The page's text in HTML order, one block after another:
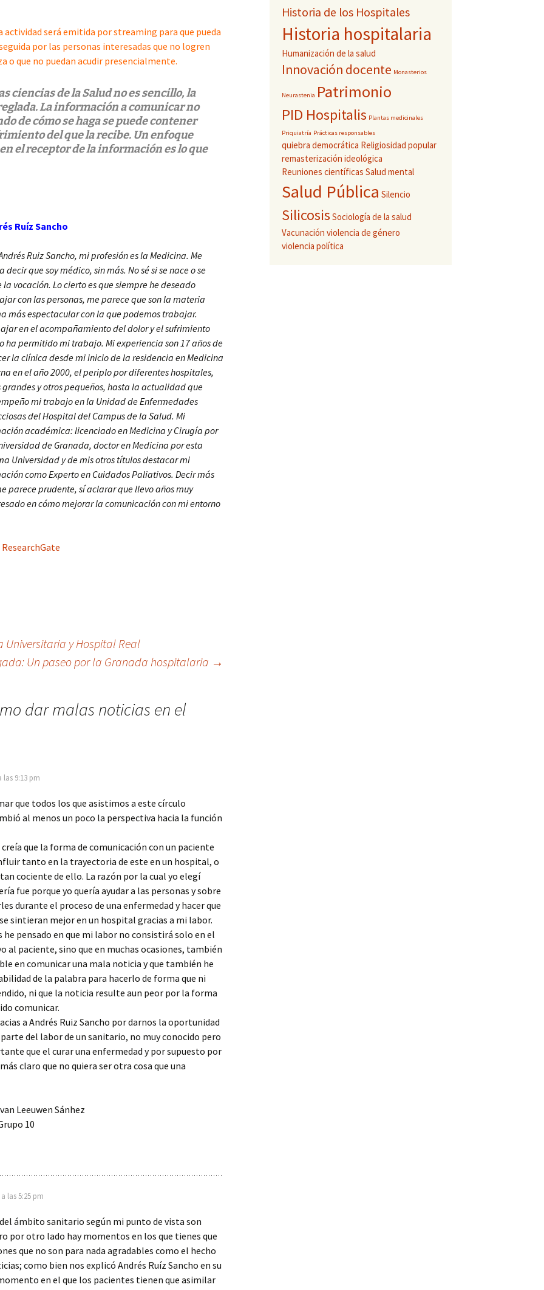
actividad será emitida por streaming para que pueda
por las personas interesadas que no logren
o que no puedan acudir presencialmente.
ciencias de la Salud no es sencillo, la
La información a comunicar no
de cómo se haga se puede contener
del que la recibe. Un enfoque
el receptor de la información es lo que
Ruíz Sancho
Ruiz Sancho, mi profesión es la Medicina. Me
decir que soy médico, sin más. No sé si se nace o se
la vocación. Lo cierto es que siempre he deseado
con las personas, me parece que son la materia
más espectacular con la que podemos trabajar.
en el acompañamiento del dolor y el sufrimiento
ha permitido mi trabajo. Mi experiencia son 17 años de
la clínica desde mi inicio de la residencia en Medicina
en el año 2000, el periplo por diferentes hospitales,
grandes y otros pequeños, hasta la actualidad que
mi trabajo en la Unidad de Enfermedades
del Hospital del Campus de la Salud. Mi
académica: licenciado en Medicina y Cirugía por
de Granada, doctor en Medicina por esta
Universidad y de mis otros títulos destacar mi
como Experto en Cuidados Paliativos. Decir más
parece prudente, sí aclarar que llevo años muy
en cómo mejorar la comunicación con mi entorno
ResearchGate
y Hospital Real
Un paseo por la Granada hospitalaria →
dar malas noticias en el
las 9:13 pm
que todos los que asistimos a este círculo
al menos un poco la perspectiva hacia la función
que la forma de comunicación con un paciente
tanto en la trayectoria de este en un hospital, o
cociente de ello. La razón por la cual yo elegí
fue porque yo quería ayudar a las personas y sobre
durante el proceso de una enfermedad y hacer que
sintieran mejor en un hospital gracias a mi labor.
he pensado en que mi labor no consistirá solo en el
al paciente, sino que en muchas ocasiones, también
en comunicar una mala noticia y que también he
de la palabra para hacerlo de forma que ni
ni que la noticia resulte aun peor por la forma
comunicar.
a Andrés Ruiz Sancho por darnos la oportunidad
del labor de un sanitario, no muy conocido pero
que el curar una enfermedad y por supuesto por
claro que no quiera ser otra cosa que una
Leeuwen Sánhez
10
las 5:25 pm
ámbito sanitario según mi punto de vista son
por otro lado hay momentos en los que tienes que
que no son para nada agradables como el hecho
como bien nos explicó Andrés Ruíz Sancho en su
en el que los pacientes tienen que asimilar
Historia de los Hospitales
Historia hospitalaria
Humanización de la salud
Innovación docente Monasterios
Neurastenia Patrimonio
PID Hospitalis Plantas medicinales
Priquiatría Prácticas responsables
quiebra democrática Religiosidad popular
remasterización ideológica
Reuniones científicas Salud mental
Salud Pública Silencio
Silicosis Sociología de la salud
Vacunación violencia de género
violencia política